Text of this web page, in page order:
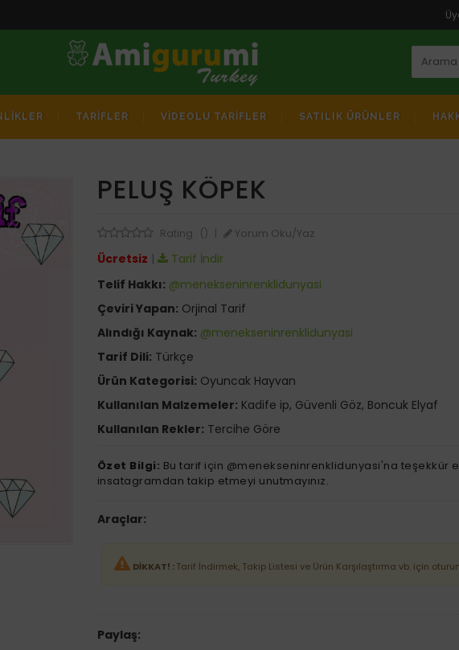
TARİFLER VİDEOLU TARİFLER SATILIK ÜRÜNLER
PELUŞ KÖPEK
Rating : () Yorum Oku/Yaz
Ücretsiz |
Tarif İndir
Telif Hakkı: @menekseninrenklidunyasi
Çeviri Yapan: Orjinal Tarif
Alındığı Kaynak: @menekseninrenklidunyasi
Tarif Dili: Türkçe
Ürün Kategorisi: Oyuncak Hayvan
Kullanılan Malzemeler: Kadife ip, Güvenli Göz, Boncuk Elyaf
Kullanılan Rekler: Tercihe Göre
Özet Bilgi: Bu tarif için @menekseninrenklidunyasi'na teşekkür
insatagramdan takip etmeyi unutmayınız.
Araçlar:
DİKKAT! :Tarif İndirmek, Takip Listesi ve Ürün Karşılaştırma vb. için
Paylaş: